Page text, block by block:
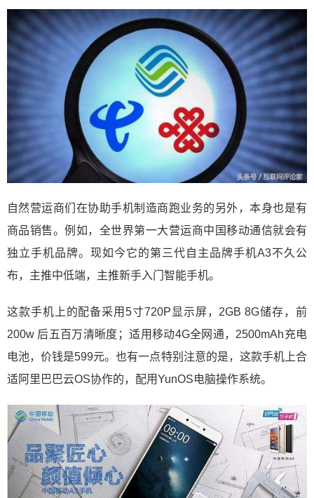
自然营运商们在协助手机制造商跑业务的另外，本身也是有
商品销售。例如，全世界第一大营运商中国移动通信就会有
独立手机品牌。现如今它的第三代自主品牌手机A3不久公
布，主推中低端，主推新手入门智能手机。
这款手机上的配备采用5寸720P显示屏，2GB 8G储存，前
200w 后五百万清晰度；适用移动4G全网通，2500mAh充电
电池，价钱是599元。也有一点特别注意的是，这款手机上合
适阿里巴巴云OS协作的，配用YunOS电脑操作系统。